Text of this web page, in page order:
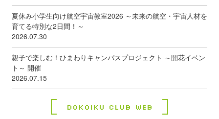
夏休み小学生向け航空宇宙教室2026 ～未来の航空・宇宙人材を
育てる特別な2日間！～
2026.07.30
親子で楽しむ！ひまわりキャンパスプロジェクト ～開花イベン
ト～ 開催
2026.07.15
Dokoiku Club Web